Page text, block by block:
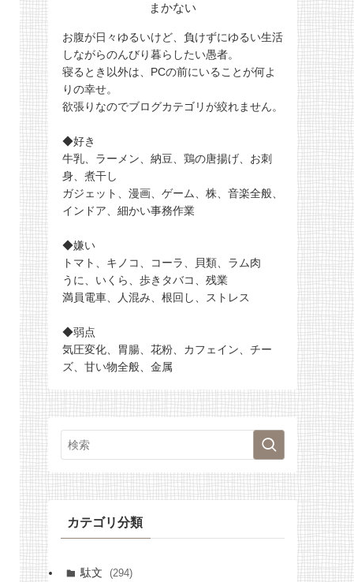
まかない
お腹が日々ゆるいけど、負けずにゆるい生活
しながらのんびり暮らしたい愚者。
寝るとき以外は、PCの前にいることが何よ
りの幸せ。
欲張りなのでブログカテゴリが絞れません。
◆好き
牛乳、ラーメン、納豆、鶏の唐揚げ、お刺
身、煮干し
ガジェット、漫画、ゲーム、株、音楽全般、
インドア、細かい事務作業
◆嫌い
トマト、キノコ、コーラ、貝類、ラム肉
うに、いくら、歩きタバコ、残業
満員電車、人混み、根回し、ストレス
◆弱点
気圧変化、胃腸、花粉、カフェイン、チー
ズ、甘い物全般、金属
カテゴリ分類
駄文 (294)